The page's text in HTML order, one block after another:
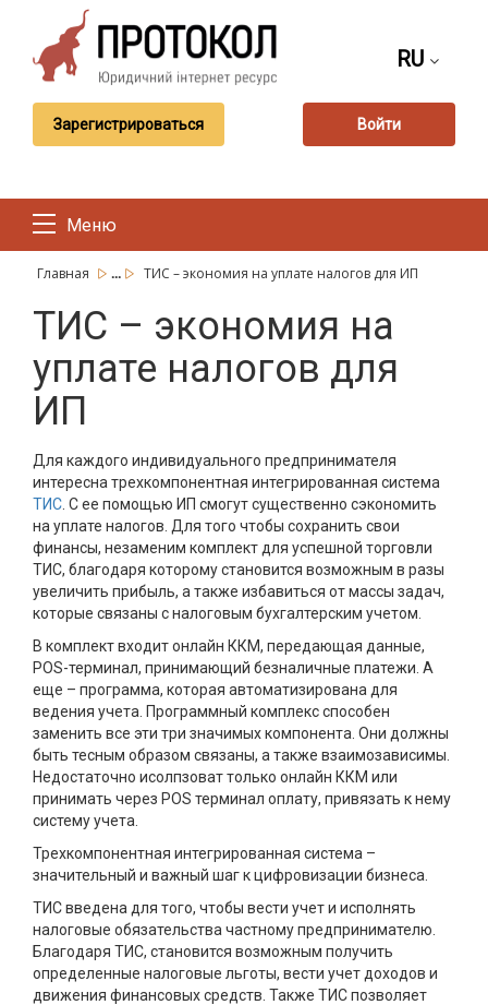
RU
Зарегистрироваться Войти
Меню
Главная ... ТИС – экономия на уплате налогов для ИП
ТИС – экономия на
уплате налогов для
ИП
Для каждого индивидуального предпринимателя
интересна трехкомпонентная интегрированная система
ТИС . С ее помощью ИП смогут существенно сэкономить
на уплате налогов. Для того чтобы сохранить свои
финансы, незаменим комплект для успешной торговли
ТИС, благодаря которому становится возможным в разы
увеличить прибыль, а также избавиться от массы задач,
которые связаны с налоговым бухгалтерским учетом.
В комплект входит онлайн ККМ, передающая данные,
POS-терминал, принимающий безналичные платежи. А
еще – программа, которая автоматизирована для
ведения учета. Программный комплекс способен
заменить все эти три значимых компонента. Они должны
быть тесным образом связаны, а также взаимозависимы.
Недостаточно исолпзоват только онлайн ККМ или
принимать через POS терминал оплату, привязать к нему
систему учета.
Трехкомпонентная интегрированная система –
значительный и важный шаг к цифровизации бизнеса.
ТИС введена для того, чтобы вести учет и исполнять
налоговые обязательства частному предпринимателю.
Благодаря ТИС, становится возможным получить
определенные налоговые льготы, вести учет доходов и
движения финансовых средств. Также ТИС позволяет